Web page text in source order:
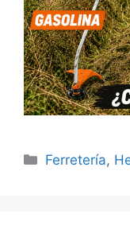
Categorías
Ferretería,